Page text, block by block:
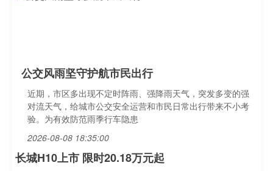
公交风雨坚守护航市民出行
近期，市区多出现不定时阵雨、强降雨天气，突发多变的强
对流天气，给城市公交安全运营和市民日常出行带来不小考
验。为有效防范雨季行车隐患
2026-08-08 18:35:00
长城H10上市 限时20.18万元起